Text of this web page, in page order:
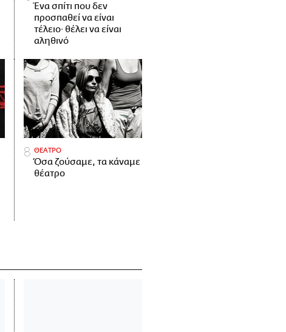
Ένα σπίτι που δεν
προσπαθεί να είναι
τέλειο· θέλει να είναι
αληθινό
ΘΕΑΤΡΟ
Όσα ζούσαμε, τα κάναμε
θέατρο